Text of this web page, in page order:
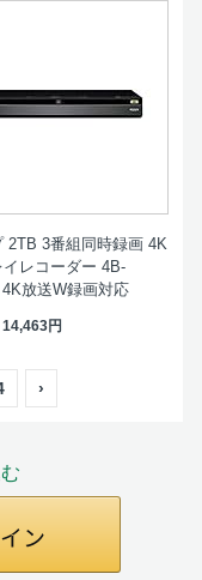
2TB 3番組同時録画 4K
イレコーダー 4B-
放送W録画対応
14,463円
›